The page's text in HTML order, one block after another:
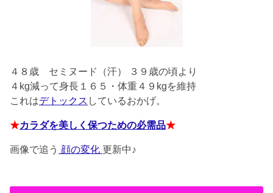
４８歳 セミヌード（汗） ３９歳の頃より
４kg減って身長１６５・体重４９kgを維持
これはデトックス しているおかげ。
★カラダを美しく保つための必需品★
画像で追う 顔の変化 更新中♪